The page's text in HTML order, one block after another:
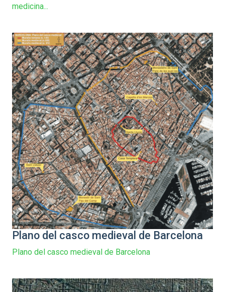
medicina...
Plano del casco medieval de Barcelona
Plano del casco medieval de Barcelona